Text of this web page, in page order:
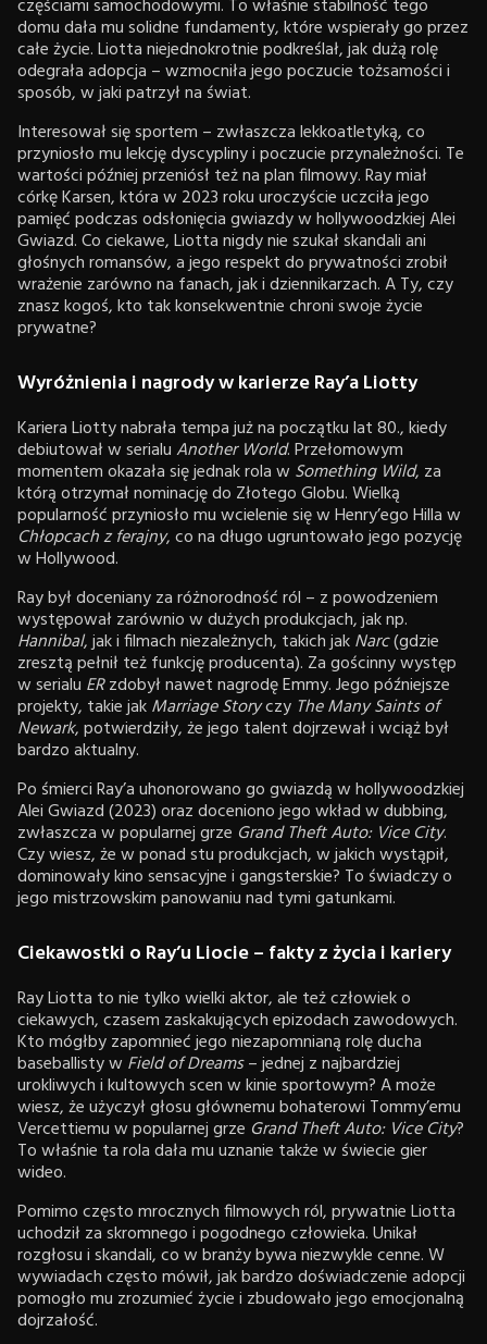
częściami samochodowymi. To właśnie stabilność tego
domu dała mu solidne fundamenty, które wspierały go przez
całe życie. Liotta niejednokrotnie podkreślał, jak dużą rolę
odegrała adopcja – wzmocniła jego poczucie tożsamości i
sposób, w jaki patrzył na świat.
Interesował się sportem – zwłaszcza lekkoatletyką, co
przyniosło mu lekcję dyscypliny i poczucie przynależności. Te
wartości później przeniósł też na plan filmowy. Ray miał
córkę Karsen, która w 2023 roku uroczyście uczciła jego
pamięć podczas odsłonięcia gwiazdy w hollywoodzkiej Alei
Gwiazd. Co ciekawe, Liotta nigdy nie szukał skandali ani
głośnych romansów, a jego respekt do prywatności zrobił
wrażenie zarówno na fanach, jak i dziennikarzach. A Ty, czy
znasz kogoś, kto tak konsekwentnie chroni swoje życie
prywatne?
Wyróżnienia i nagrody w karierze Ray’a Liotty
Kariera Liotty nabrała tempa już na początku lat 80., kiedy
debiutował w serialuAnother World. Przełomowym
momentem okazała się jednak rola w Something Wild, za
którą otrzymał nominację do Złotego Globu. Wielką
popularność przyniosło mu wcielenie się w Henry’ego Hilla w
Chłopcach z ferajny, co na długo ugruntowało jego pozycję
w Hollywood.
Ray był doceniany za różnorodność ról – z powodzeniem
występował zarównio w dużych produkcjach, jak np.
Hannibal, jak i filmach niezależnych, takich jakNarc(gdzie
zresztą pełnił też funkcję producenta). Za gościnny występ
w serialu ERzdobył nawet nagrodę Emmy. Jego późniejsze
projekty, takie jakMarriage Storyczy The Many Saints of
Newark, potwierdziły, że jego talent dojrzewał i wciąż był
bardzo aktualny.
Po śmierci Ray’a uhonorowano go gwiazdą w hollywoodzkiej
Alei Gwiazd (2023) oraz doceniono jego wkład w dubbing,
zwłaszcza w popularnej grze Grand Theft Auto: Vice City.
Czy wiesz, że w ponad stu produkcjach, w jakich wystąpił,
dominowały kino sensacyjne i gangsterskie? To świadczy o
jego mistrzowskim panowaniu nad tymi gatunkami.
Ciekawostki o Ray’u Liocie – fakty z życia i kariery
Ray Liotta to nie tylko wielki aktor, ale też człowiek o
ciekawych, czasem zaskakujących epizodach zawodowych.
Kto mógłby zapomnieć jego niezapomnianą rolę ducha
baseballisty w Field of Dreams– jednej z najbardziej
urokliwych i kultowych scen w kinie sportowym? A może
wiesz, że użyczył głosu głównemu bohaterowi Tommy’emu
Vercettiemu w popularnej grze Grand Theft Auto: Vice City?
To właśnie ta rola dała mu uznanie także w świecie gier
wideo.
Pomimo często mrocznych filmowych ról, prywatnie Liotta
uchodził za skromnego i pogodnego człowieka. Unikał
rozgłosu i skandali, co w branży bywa niezwykle cenne. W
wywiadach często mówił, jak bardzo doświadczenie adopcji
pomogło mu zrozumieć życie i zbudowało jego emocjonalną
dojrzałość.